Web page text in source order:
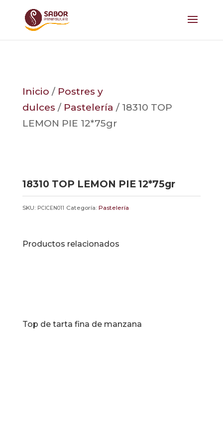
Inicio / Postres y
dulces / Pastelería / 18310 TOP
LEMON PIE 12*75gr
18310 TOP LEMON PIE 12*75gr
SKU: PCICEN011 Categoría: Pastelería
Productos relacionados
Top de tarta fina de manzana